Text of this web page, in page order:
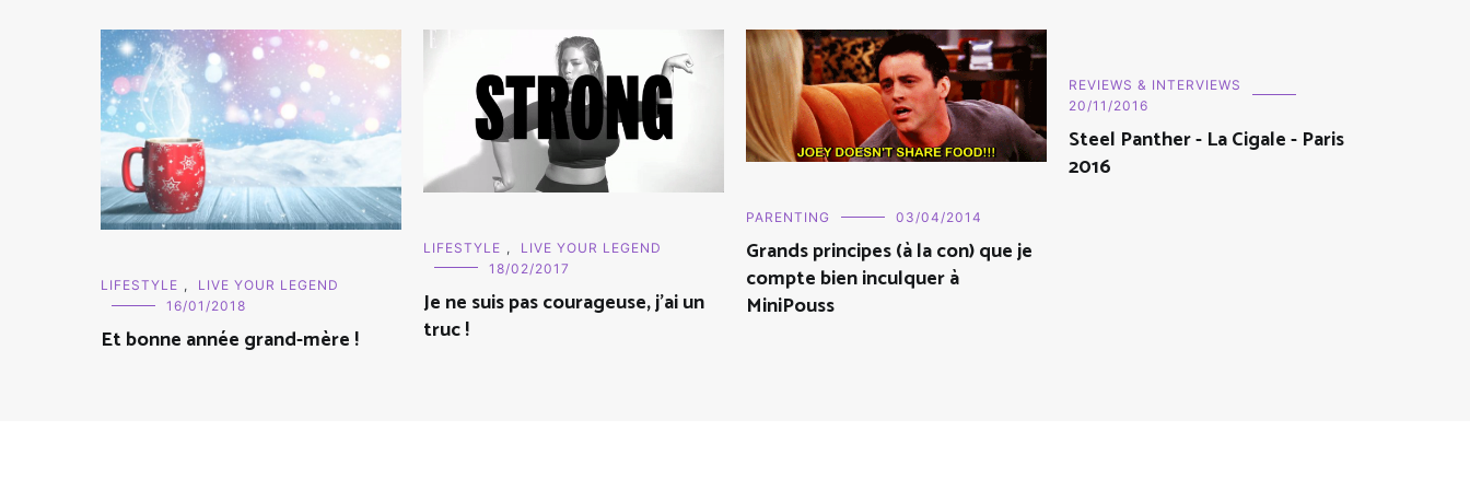
LIFESTYLE ,
LIVE YOUR LEGEND
16/01/2018
Et bonne année grand-mère !
LIFESTYLE ,
LIVE YOUR LEGEND
18/02/2017
Je ne suis pas courageuse, j'ai un
truc !
PARENTING 03/04/2014
Grands principes (à la con) que je
compte bien inculquer à
MiniPouss
REVIEWS & INTERVIEWS
20/11/2016
Steel Panther - La Cigale - Paris
2016